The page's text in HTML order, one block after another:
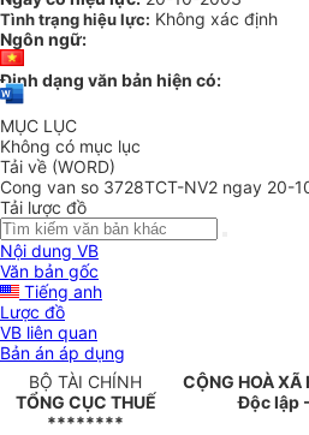
Tình trạng hiệu lực: Không xác định
Ngôn ngữ:
Định dạng văn bản hiện có:
MỤC LỤC
Không có mục lục
Tải về (WORD)
Cong van so 3728TCT-NV2 ngay 20-
Tải lược đồ
Nội dung VB
Văn bản gốc
Tiếng anh
Lược đồ
VB liên quan
Bản án áp dụng
BỘ TÀI CHÍNH
TỔNG CỤC THUẾ
********
CỘNG HOÀ XÃ
Độc lập